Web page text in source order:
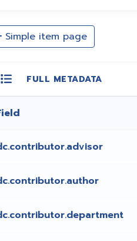
Simple item page
FULL METADATA